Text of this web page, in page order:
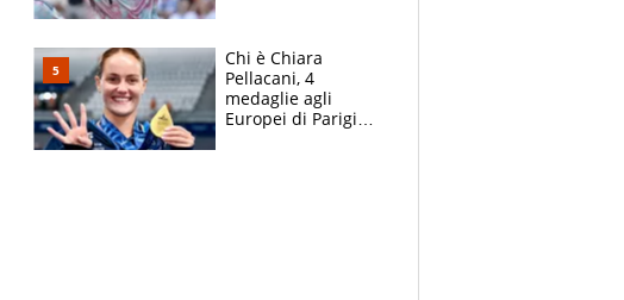
Chi è Chiara
Pellacani, 4
medaglie agli
Europei di Parigi